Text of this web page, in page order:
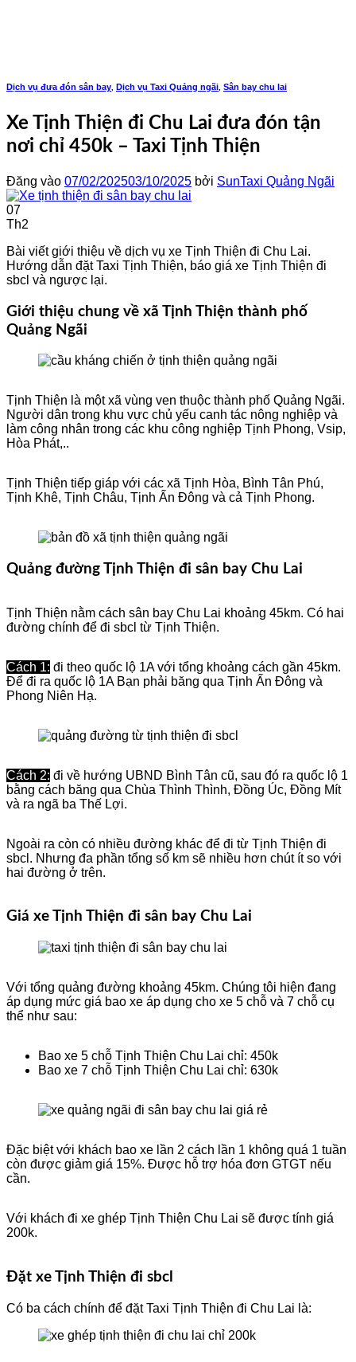
Dịch vụ đưa đón sân bay Dịch vụ Taxi Quảng ngãi Sân bay chu lai
Xe Tịnh Thiện đi Chu Lai đưa đón tận
nơi chỉ 450k – Taxi Tịnh Thiện
Đăng vào 07/02/202503/10/2025 bởi SunTaxi Quảng Ngãi
07
Th2
Bài viết giới thiệu về dịch vụ xe Tịnh Thiện đi Chu Lai.
Hướng dẫn đặt Taxi Tịnh Thiện, báo giá xe Tịnh Thiện đi
sbcl và ngược lại.
Giới thiệu chung về xã Tịnh Thiện thành phố
Quảng Ngãi
Tịnh Thiện là một xã vùng ven thuộc thành phố Quảng Ngãi.
Người dân trong khu vực chủ yếu canh tác nông nghiệp và
làm công nhân trong các khu công nghiệp Tịnh Phong, Vsip,
Hòa Phát,..
Tịnh Thiện tiếp giáp với các xã Tịnh Hòa, Bình Tân Phú,
Tịnh Khê, Tịnh Châu, Tịnh Ấn Đông và cả Tịnh Phong.
Quảng đường Tịnh Thiện đi sân bay Chu Lai
Tịnh Thiện nằm cách sân bay Chu Lai khoảng 45km. Có hai
đường chính để đi sbcl từ Tịnh Thiện.
Cách 1: đi theo quốc lộ 1A với tổng khoảng cách gần 45km.
Để đi ra quốc lộ 1A Bạn phải băng qua Tịnh Ấn Đông và
Phong Niên Hạ.
Cách 2: đi về hướng UBND Bình Tân cũ, sau đó ra quốc lộ 1
bằng cách băng qua Chùa Thình Thình, Đồng Úc, Đồng Mít
và ra ngã ba Thế Lợi.
Ngoài ra còn có nhiều đường khác để đi từ Tịnh Thiện đi
sbcl. Nhưng đa phần tổng số km sẽ nhiều hơn chút ít so với
hai đường ở trên.
Giá xe Tịnh Thiện đi sân bay Chu Lai
Với tổng quảng đường khoảng 45km. Chúng tôi hiện đang
áp dụng mức giá bao xe áp dụng cho xe 5 chỗ và 7 chỗ cụ
thể như sau:
Bao xe 5 chỗ Tịnh Thiện Chu Lai chỉ: 450k
Bao xe 7 chỗ Tịnh Thiện Chu Lai chỉ: 630k
Đặc biệt với khách bao xe lần 2 cách lần 1 không quá 1 tuần
còn được giảm giá 15%. Được hỗ trợ hóa đơn GTGT nếu
cần.
Với khách đi xe ghép Tịnh Thiện Chu Lai sẽ được tính giá
200k.
Đặt xe Tịnh Thiện đi sbcl
Có ba cách chính để đặt Taxi Tịnh Thiện đi Chu Lai là: